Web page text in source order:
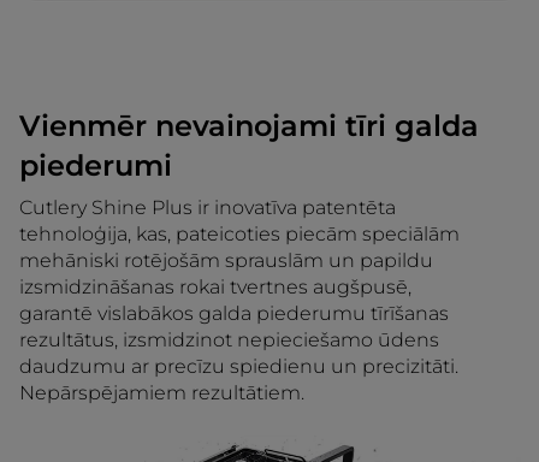
Vienmēr nevainojami tīri galda
piederumi
Cutlery Shine Plus ir inovatīva patentēta
tehnoloģija, kas, pateicoties piecām speciālām
mehāniski rotējošām sprauslām un papildu
izsmidzināšanas rokai tvertnes augšpusē,
garantē vislabākos galda piederumu tīrīšanas
rezultātus, izsmidzinot nepieciešamo ūdens
daudzumu ar precīzu spiedienu un precizitāti.
Nepārspējamiem rezultātiem.